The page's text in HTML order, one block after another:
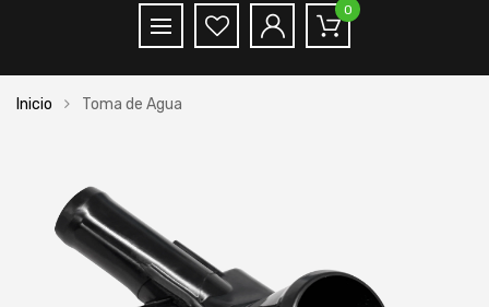
0
Inicio Toma de Agua